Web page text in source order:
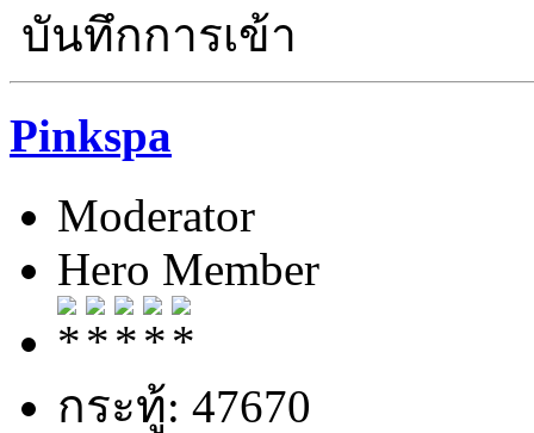
บันทึกการเข้า
Pinkspa
Moderator
Hero Member
กระทู้: 47670